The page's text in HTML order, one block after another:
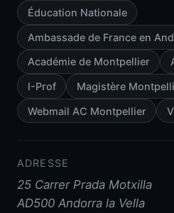
Éducation Nationale
Ambassade de France en
Académie de Montpellier
I-Prof Magistère
Webmail AC Montpellier
ADRESSE
25 Carrer Prada Motxilla
AD500 Andorra la Vella